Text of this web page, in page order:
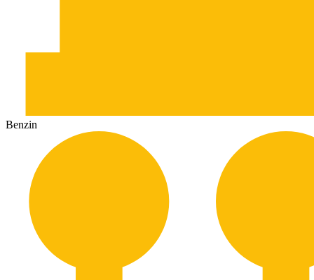
Benzin